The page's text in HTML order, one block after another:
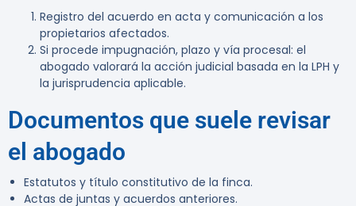
Registro del acuerdo en acta y comunicación a los
propietarios afectados.
Si procede impugnación, plazo y vía procesal: el
abogado valorará la acción judicial basada en la LPH y
la jurisprudencia aplicable.
Documentos que suele revisar
el abogado
Estatutos y título constitutivo de la finca.
Actas de juntas y acuerdos anteriores.